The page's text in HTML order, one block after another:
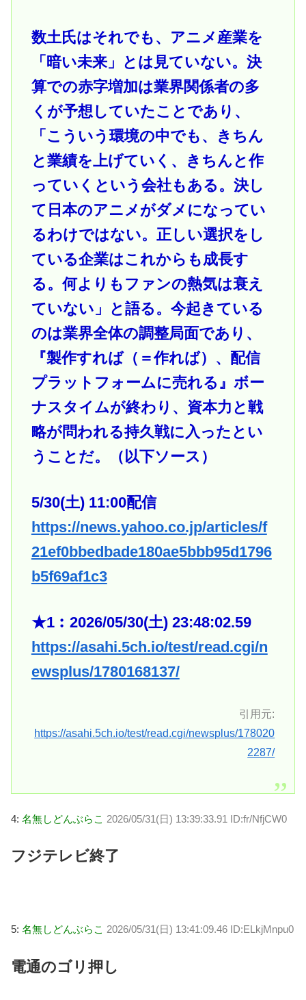
数土氏はそれでも、アニメ産業を
「暗い未来」とは見ていない。決
算での赤字増加は業界関係者の多
くが予想していたことであり、
「こういう環境の中でも、きちん
と業績を上げていく、きちんと作
っていくという会社もある。決し
て日本のアニメがダメになってい
るわけではない。正しい選択をし
ている企業はこれからも成長す
る。何よりもファンの熱気は衰え
ていない」と語る。今起きている
のは業界全体の調整局面であり、
『製作すれば（＝作れば）、配信
プラットフォームに売れる』ボー
ナスタイムが終わり、資本力と戦
略が問われる持久戦に入ったとい
うことだ。（以下ソース）
5/30(土) 11:00配信
https://news.yahoo.co.jp/articles/f
21ef0bbedbade180ae5bbb95d1796
b5f69af1c3
★1︰2026/05/30(土) 23:48:02.59
https://asahi.5ch.io/test/read.cgi/n
ewsplus/1780168137/
引用元:
https://asahi.5ch.io/test/read.cgi/newsplus/178020
2287/
4: 名無しどんぶらこ 2026/05/31(日) 13:39:33.91 ID:fr/NfjCW0
フジテレビ終了
5: 名無しどんぶらこ 2026/05/31(日) 13:41:09.46 ID:ELkjMnpu0
電通のゴリ押し